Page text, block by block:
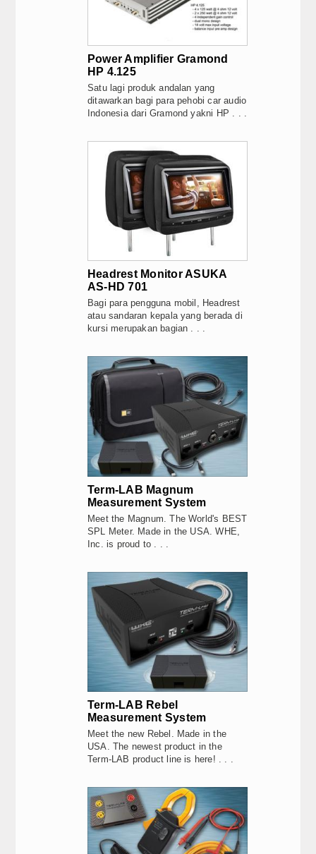
Power Amplifier Gramond
HP 4.125
Satu lagi produk andalan yang
ditawarkan bagi para pehobi car audio
Indonesia dari Gramond yakni HP . . .
Headrest Monitor ASUKA
AS-HD 701
Bagi para pengguna mobil, Headrest
atau sandaran kepala yang berada di
kursi merupakan bagian . . .
Term-LAB Magnum
Measurement System
Meet the Magnum. The World's BEST
SPL Meter. Made in the USA. WHE,
Inc. is proud to . . .
Term-LAB Rebel
Measurement System
Meet the new Rebel. Made in the
USA. The newest product in the
Term-LAB product line is here! . . .